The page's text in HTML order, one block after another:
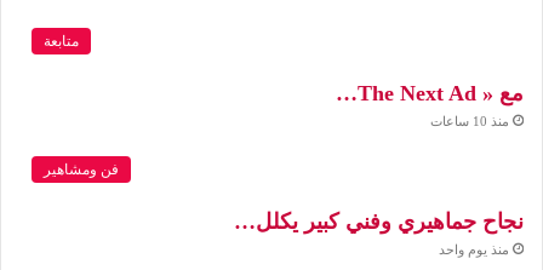
متابعة
مع « The Next Ad…
منذ 10 ساعات
فن ومشاهير
نجاح جماهيري وفني كبير يكلل…
منذ يوم واحد